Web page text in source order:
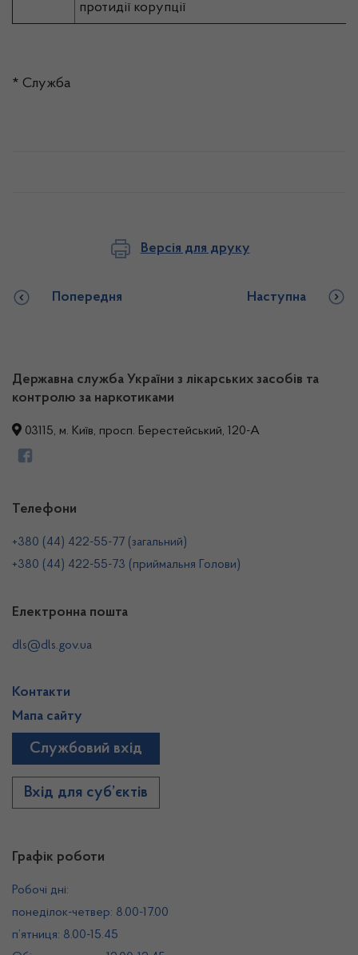
протидії корупції
* Служба
Версія для друку
Попередня Наступна
Державна служба України з лікарських засобів та
контролю за наркотиками
03115, м. Київ, просп. Берестейський, 120-А
Графік роботи
Робочі дні:
понеділок-четвер: 8.00-17.00
п’ятниця: 8.00-15.45
Телефони
+380 (44) 422-55-77 (загальний)
+380 (44) 422-55-73 (приймальня Голови)
Електронна пошта
dls@dls.gov.ua
Контакти
Мапа сайту
Службовий вхід
Вхід для суб’єктів